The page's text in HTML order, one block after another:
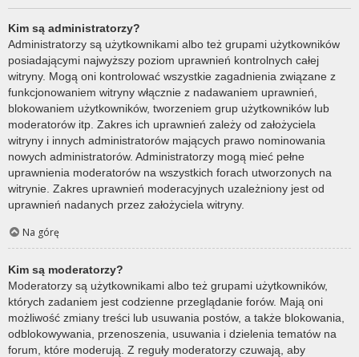
Kim są administratorzy?
Administratorzy są użytkownikami albo też grupami użytkowników
posiadającymi najwyższy poziom uprawnień kontrolnych całej
witryny. Mogą oni kontrolować wszystkie zagadnienia związane z
funkcjonowaniem witryny włącznie z nadawaniem uprawnień,
blokowaniem użytkowników, tworzeniem grup użytkowników lub
moderatorów itp. Zakres ich uprawnień zależy od założyciela
witryny i innych administratorów mających prawo nominowania
nowych administratorów. Administratorzy mogą mieć pełne
uprawnienia moderatorów na wszystkich forach utworzonych na
witrynie. Zakres uprawnień moderacyjnych uzależniony jest od
uprawnień nadanych przez założyciela witryny.
Na górę
Kim są moderatorzy?
Moderatorzy są użytkownikami albo też grupami użytkowników,
których zadaniem jest codzienne przeglądanie forów. Mają oni
możliwość zmiany treści lub usuwania postów, a także blokowania,
odblokowywania, przenoszenia, usuwania i dzielenia tematów na
forum, które moderują. Z reguły moderatorzy czuwają, aby